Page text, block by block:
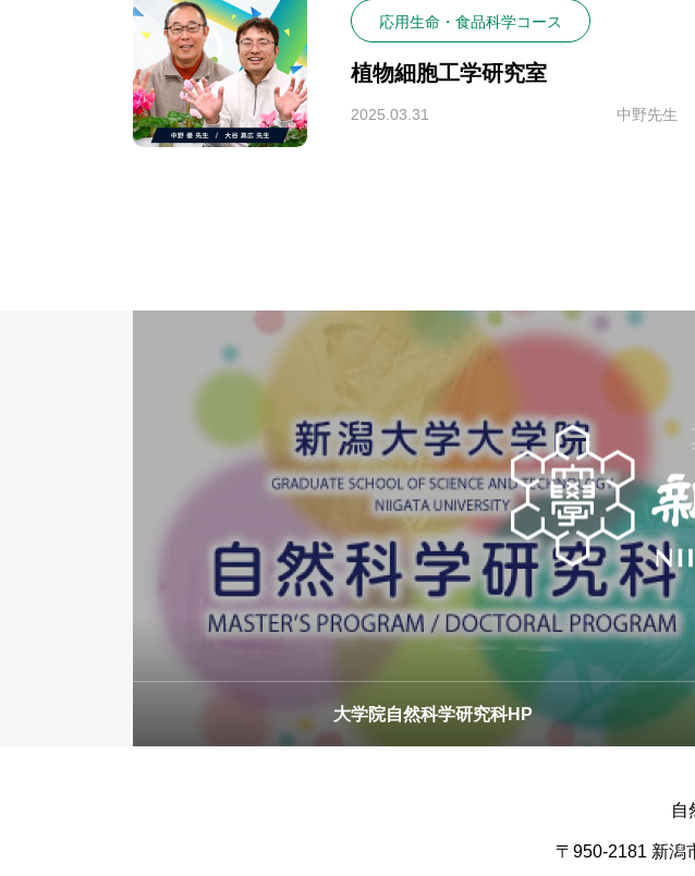
応用生命・食品科学コース
植物細胞工学研究室
2025.03.31 中野先生
大学院自然科学研究科HP
自
〒950-2181 新潟
電気情報工学専攻 生命・食料